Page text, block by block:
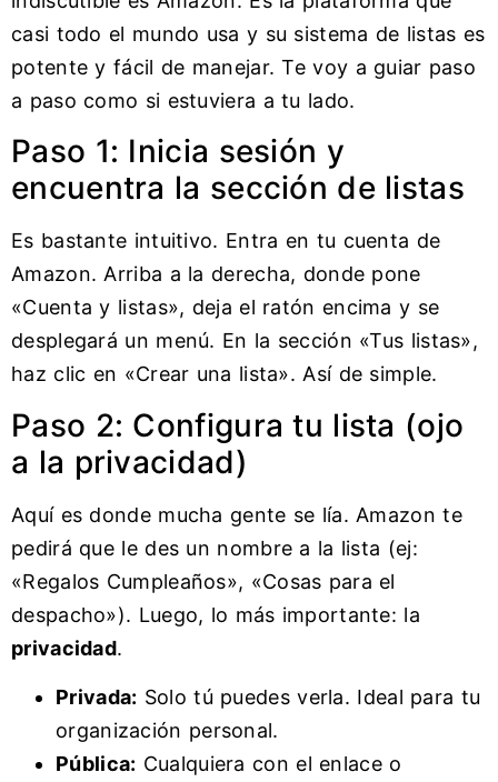
casi todo el mundo usa y su sistema de listas es
potente y fácil de manejar. Te voy a guiar paso
a paso como si estuviera a tu lado.
Paso 1: Inicia sesión y
encuentra la sección de listas
Es bastante intuitivo. Entra en tu cuenta de
Amazon. Arriba a la derecha, donde pone
«Cuenta y listas», deja el ratón encima y se
desplegará un menú. En la sección «Tus listas»,
haz clic en «Crear una lista». Así de simple.
Paso 2: Configura tu lista (ojo
a la privacidad)
Aquí es donde mucha gente se lía. Amazon te
pedirá que le des un nombre a la lista (ej:
«Regalos Cumpleaños», «Cosas para el
despacho»). Luego, lo más importante: la
privacidad.
Privada: Solo tú puedes verla. Ideal para tu
organización personal.
Pública: Cualquiera con el enlace o